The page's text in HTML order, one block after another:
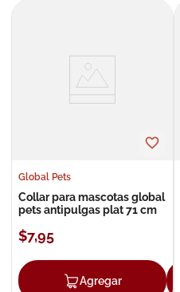
Global Pets
Collar para mascotas global
pets antipulgas plat 71 cm
$7,95
Agregar